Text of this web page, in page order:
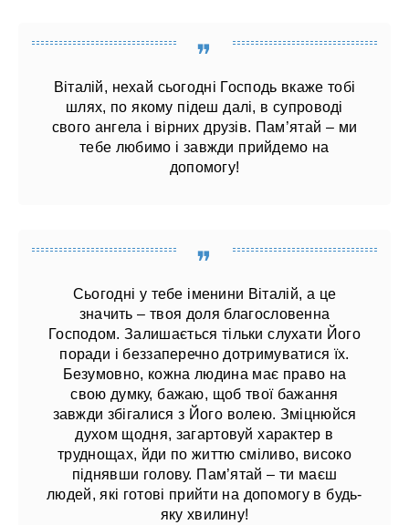
Віталій, нехай сьогодні Господь вкаже тобі
шлях, по якому підеш далі, в супроводі
свого ангела і вірних друзів. Пам’ятай – ми
тебе любимо і завжди прийдемо на
допомогу!
Сьогодні у тебе іменини Віталій, а це
значить – твоя доля благословенна
Господом. Залишається тільки слухати Його
поради і беззаперечно дотримуватися їх.
Безумовно, кожна людина має право на
свою думку, бажаю, щоб твої бажання
завжди збігалися з Його волею. Зміцнюйся
духом щодня, загартовуй характер в
труднощах, йди по життю сміливо, високо
піднявши голову. Пам’ятай – ти маєш
людей, які готові прийти на допомогу в будь-
яку хвилину!